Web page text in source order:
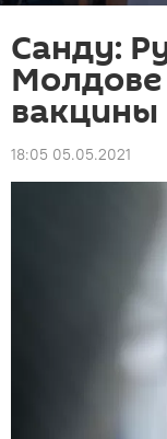
Санду:
Молдове
вакцины
18:05 05.05.2021